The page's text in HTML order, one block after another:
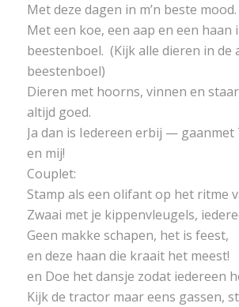
Met deze dagen in m’n beste mood.
Met een koe, een aap en een haan
beestenboel. (Kijk alle dieren in de
beestenboel)
Dieren met hoorns, vinnen en
altijd goed.
Ja dan is Iedereen erbij —
en mij!
Couplet:
Stamp als een olifant op het ritme
Zwaai met je kippenvleugels,
Geen makke schapen, het is feest,
en deze haan die kraait het meest!
en Doe het dansje zodat iedereen
Kijk de tractor maar eens gassen,